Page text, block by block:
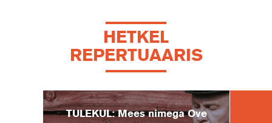
HETKEL
REPERTUAARIS
TULEKUL: Mees nimega Ove